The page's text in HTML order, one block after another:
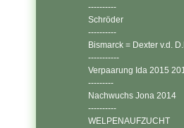
----------
Schröder
----------
Bismarck = Dexter v.d.
-----------
Verpaarung Ida 2015
---------
Nachwuchs Jona 2014
----------
WELPENAUFZUCHT